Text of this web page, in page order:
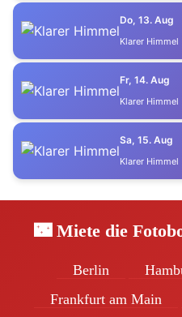
Do, 13. Aug
Klarer Himmel
Fr, 14. Aug
Klarer Himmel
Sa, 15. Aug
Klarer Himmel
🌃 Miete die
Berlin
Frankfurt am Main